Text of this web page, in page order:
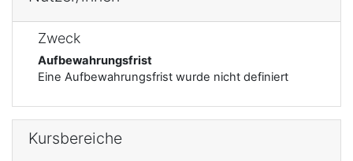
Zweck
Aufbewahrungsfrist
Eine Aufbewahrungsfrist wurde nicht definiert
Kursbereiche